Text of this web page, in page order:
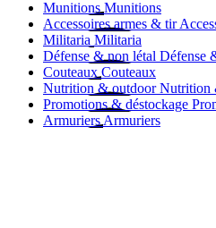
Munitions Munitions
Accessoires armes & tir
Militaria Militaria
Défense & non létal Défense
Couteaux Couteaux
Nutrition & outdoor Nutrition
Promotions & déstockage
Armuriers Armuriers